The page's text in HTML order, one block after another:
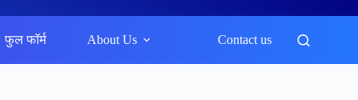
फुल फॉर्म About Us Contact us